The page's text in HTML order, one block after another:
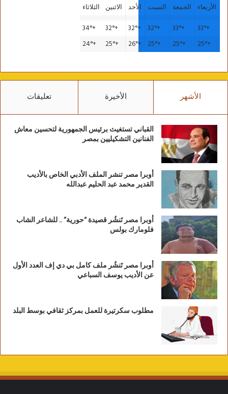
الأربعاء
الجمعة السبت الأحد الاثنين
الثلاثاء
+
33°
+
33°
+
32°
+
32°
+
32°
+
34°
+
25°
+
25°
+
25°
+
26°
+
25°
+
24°
الأشهر الأخيرة تعليقات
القباني تستغيث برئيس الجمهورية لتحسين معاش
الفنانين التشكيليين بمصر
أوبرا مصر تنشر الملف الأدبي الخاص بالأديب
القدير محمد عبد الحليم عبدالله
أوبرا مصر تَنشُر قصيدة “حورية” .. للشاعر الشاب
فلومارك بولس
أوبرا مصر تَنشُر ملف كامل بي دي إف العدد الأول
عن الأديب يوسف السباعي
مطلوب سكرتيرة للعمل بمركز ثقافي بوسط البلد